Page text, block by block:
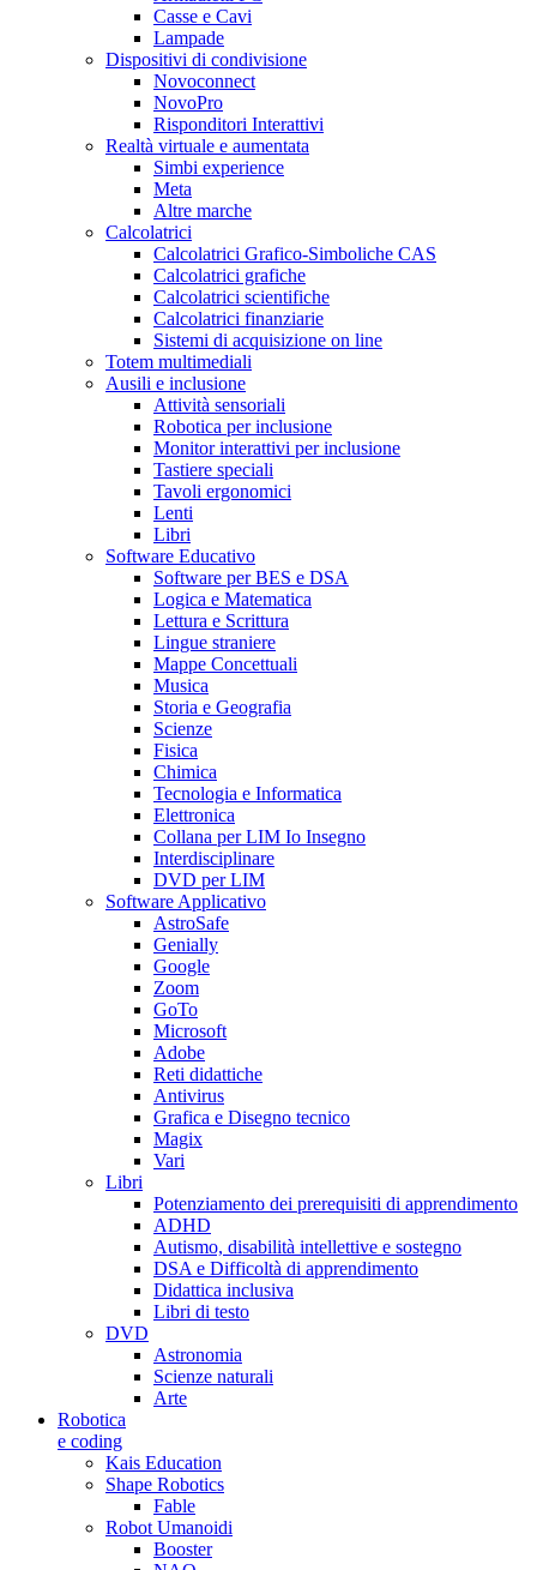
Casse e Cavi
Lampade
Dispositivi di condivisione
Novoconnect
NovoPro
Risponditori Interattivi
Realtà virtuale e aumentata
Simbi experience
Meta
Altre marche
Calcolatrici
Calcolatrici Grafico-Simboliche CAS
Calcolatrici grafiche
Calcolatrici scientifiche
Calcolatrici finanziarie
Sistemi di acquisizione on line
Totem multimediali
Ausili e inclusione
Attività sensoriali
Robotica per inclusione
Monitor interattivi per inclusione
Tastiere speciali
Tavoli ergonomici
Lenti
Libri
Software Educativo
Software per BES e DSA
Logica e Matematica
Lettura e Scrittura
Lingue straniere
Mappe Concettuali
Musica
Storia e Geografia
Scienze
Fisica
Chimica
Tecnologia e Informatica
Elettronica
Collana per LIM Io Insegno
Interdisciplinare
DVD per LIM
Software Applicativo
AstroSafe
Genially
Google
Zoom
GoTo
Microsoft
Adobe
Reti didattiche
Antivirus
Grafica e Disegno tecnico
Magix
Vari
Libri
Potenziamento dei prerequisiti di apprendimento
ADHD
Autismo, disabilità intellettive e sostegno
DSA e Difficoltà di apprendimento
Didattica inclusiva
Libri di testo
DVD
Astronomia
Scienze naturali
Arte
Robotica
e coding
Kais Education
Shape Robotics
Fable
Robot Umanoidi
Booster